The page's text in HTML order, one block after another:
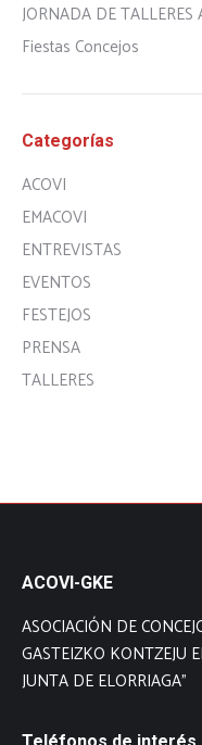
JORNADA DE TALLERES
Fiestas Concejos
Categorías
ACOVI
EMACOVI
ENTREVISTAS
EVENTOS
FESTEJOS
PRENSA
TALLERES
ACOVI-GKE
ASOCIACIÓN DE
GASTEIZKO KONTZEJU
JUNTA DE ELORRIAGA”